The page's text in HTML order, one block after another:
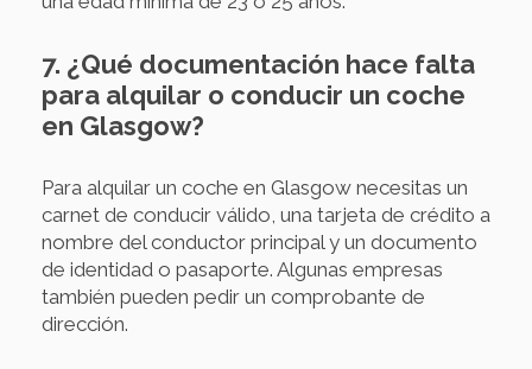
7. ¿Qué documentación hace falta
para alquilar o conducir un coche
en Glasgow?
Para alquilar un coche en Glasgow necesitas un
carnet de conducir válido, una tarjeta de crédito a
nombre del conductor principal y un documento
de identidad o pasaporte. Algunas empresas
también pueden pedir un comprobante de
dirección.